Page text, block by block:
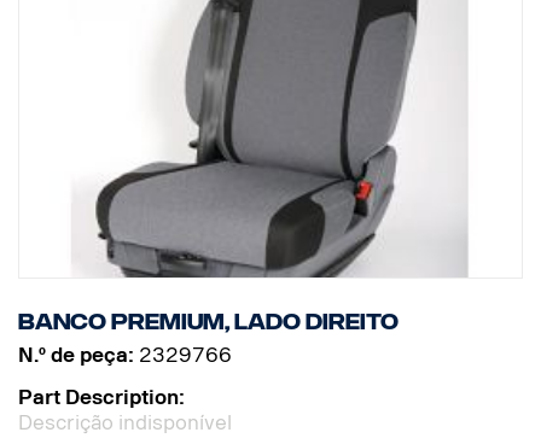
Banco Premium, lado direito
N.º de peça: 2329766
Part Description:
Descrição indisponível